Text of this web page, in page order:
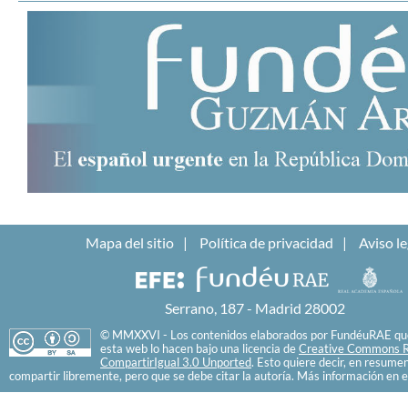
Mapa del sitio Política de privacidad Aviso
Serrano, 187 - Madrid 28002
© MMXXVI - Los contenidos elaborados por FundéuRAE
esta web lo hacen bajo una licencia de Creative Commons
CompartirIgual 3.0 Unported. Esto quiere decir, en
compartir libremente, pero que se debe citar la autoría. Más información en